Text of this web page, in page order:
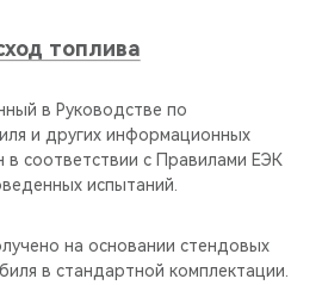
топлива
в Руководстве по
и других информационных
в соответствии с Правилами ЕЭК
испытаний.
на основании стендовых
в стандартной комплектации.